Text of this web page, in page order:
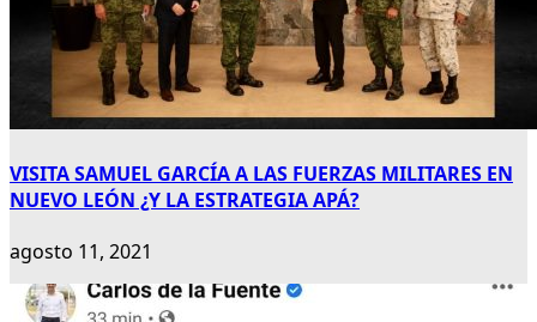
VISITA SAMUEL GARCÍA A LAS FUERZAS MILITARES EN
NUEVO LEÓN ¿Y LA ESTRATEGIA APÁ?
agosto 11, 2021